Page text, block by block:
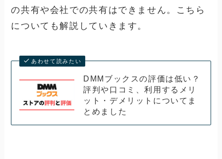
の共有や会社での共有はできません。こちら
についても解説していきます。
あわせて読みたい
DMMブックスの評価は低い？
評判や口コミ、利用するメリ
ット・デメリットについてま
とめました